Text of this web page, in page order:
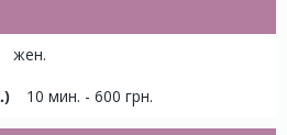
жен.
10 мин. - 600 грн.